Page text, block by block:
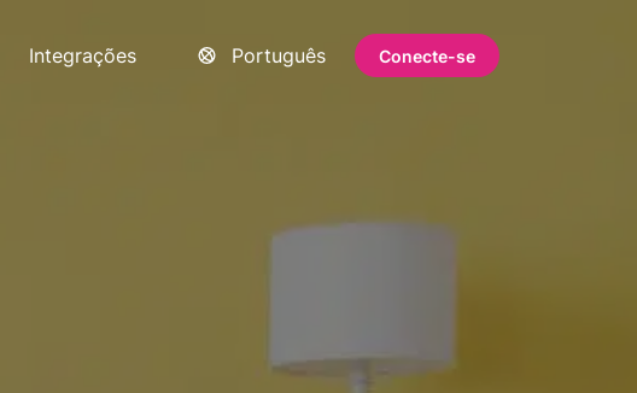
Integrações Português Conecte-se